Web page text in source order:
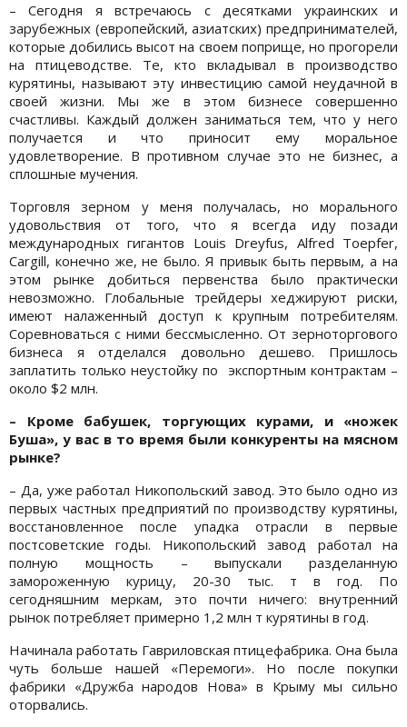
– Сегодня я встречаюсь с десятками украинских и
зарубежных (европейский, азиатских) предпринимателей,
которые добились высот на своем поприще, но прогорели
на птицеводстве. Те, кто вкладывал в производство
курятины, называют эту инвестицию самой неудачной в
своей жизни. Мы же в этом бизнесе совершенно
счастливы. Каждый должен заниматься тем, что у него
получается и что приносит ему моральное
удовлетворение. В противном случае это не бизнес, а
сплошные мучения.
Торговля зерном у меня получалась, но морального
удовольствия от того, что я всегда иду позади
международных гигантов Louis Dreyfus, Alfred Toepfer,
Cargill, конечно же, не было. Я привык быть первым, а на
этом рынке добиться первенства было практически
невозможно. Глобальные трейдеры хеджируют риски,
имеют налаженный доступ к крупным потребителям.
Соревноваться с ними бессмысленно. От зерноторгового
бизнеса я отделался довольно дешево. Пришлось
заплатить только неустойку по экспортным контрактам –
около $2 млн.
– Кроме бабушек, торгующих курами, и «ножек
Буша», у вас в то время были конкуренты на мясном
рынке?
– Да, уже работал Никопольский завод. Это было одно из
первых частных предприятий по производству курятины,
восстановленное после упадка отрасли в первые
постсоветские годы. Никопольский завод работал на
полную мощность – выпускали разделанную
замороженную курицу, 20-30 тыс. т в год. По
сегодняшним меркам, это почти ничего: внутренний
рынок потребляет примерно 1,2 млн т курятины в год.
Начинала работать Гавриловская птицефабрика. Она была
чуть больше нашей «Перемоги». Но после покупки
фабрики «Дружба народов Нова» в Крыму мы сильно
оторвались.